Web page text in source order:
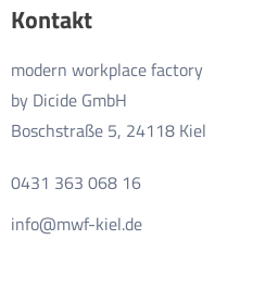
Kontakt
modern workplace factory
by Dicide GmbH
Boschstraße 5, 24118 Kiel
0431 363 068 16
info@mwf-kiel.de